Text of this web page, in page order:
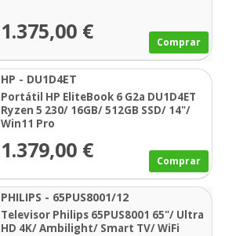
1.375,00 € Comprar
HP - DU1D4ET
Portátil HP EliteBook 6 G2a DU1D4ET
Ryzen 5 230/ 16GB/ 512GB SSD/ 14"/
Win11 Pro
1.379,00 € Comprar
PHILIPS - 65PUS8001/12
Televisor Philips 65PUS8001 65"/ Ultra
HD 4K/ Ambilight/ Smart TV/ WiFi